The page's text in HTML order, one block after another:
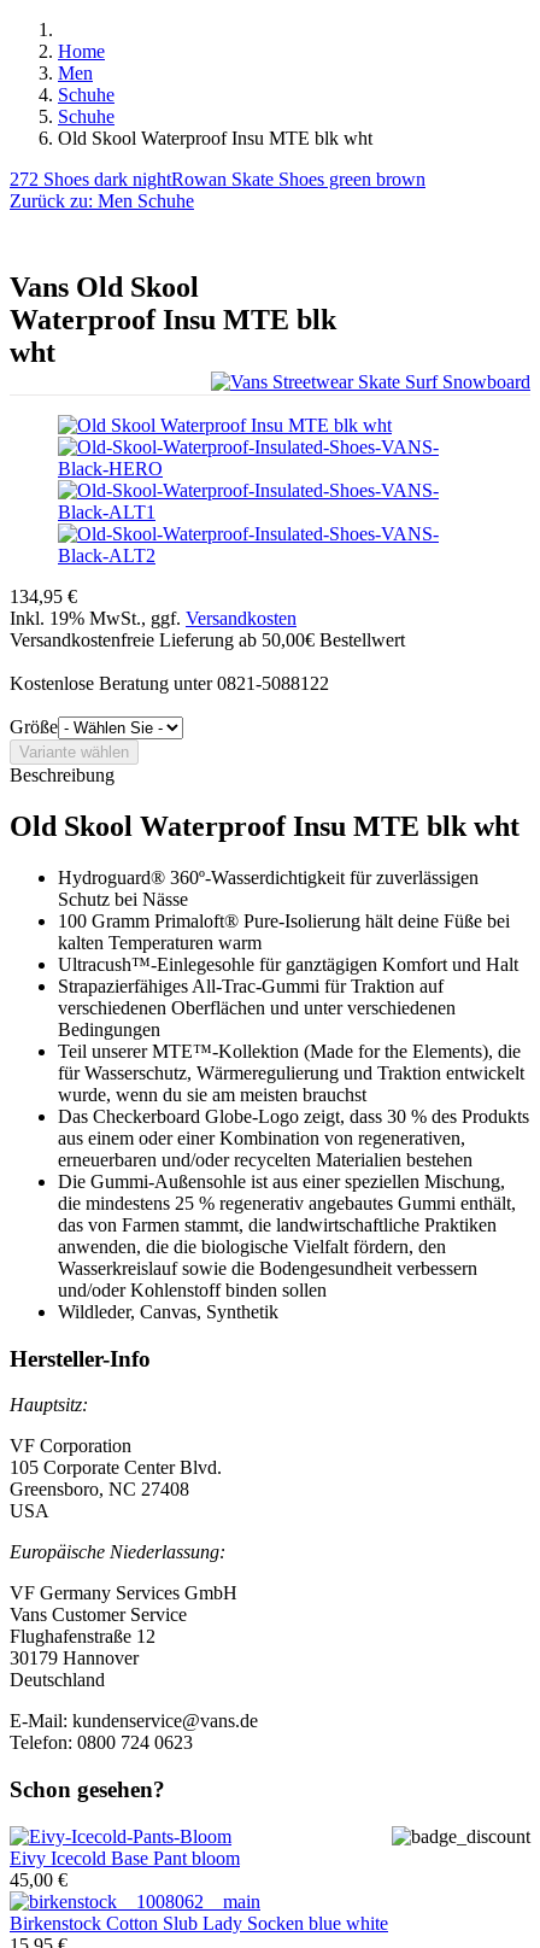
Home
Men
Schuhe
Schuhe
Old Skool Waterproof Insu MTE blk wht
272 Shoes dark nightRowan Skate Shoes green brown
Zurück zu: Men Schuhe
Vans Old Skool
Waterproof Insu MTE blk
wht
134,95 €
Inkl. 19% MwSt., ggf. Versandkosten
Versandkostenfreie Lieferung ab 50,00€ Bestellwert
Kostenlose Beratung unter 0821-5088122
Größe
Beschreibung
Old Skool Waterproof Insu MTE blk wht
Hydroguard® 360º-Wasserdichtigkeit für zuverlässigen
Schutz bei Nässe
100 Gramm Primaloft® Pure-Isolierung hält deine Füße bei
kalten Temperaturen warm
Ultracush™-Einlegesohle für ganztägigen Komfort und Halt
Strapazierfähiges All-Trac-Gummi für Traktion auf
verschiedenen Oberflächen und unter verschiedenen
Bedingungen
Teil unserer MTE™-Kollektion (Made for the Elements), die
für Wasserschutz, Wärmeregulierung und Traktion entwickelt
wurde, wenn du sie am meisten brauchst
Das Checkerboard Globe-Logo zeigt, dass 30 % des Produkts
aus einem oder einer Kombination von regenerativen,
erneuerbaren und/oder recycelten Materialien bestehen
Die Gummi-Außensohle ist aus einer speziellen Mischung,
die mindestens 25 % regenerativ angebautes Gummi enthält,
das von Farmen stammt, die landwirtschaftliche Praktiken
anwenden, die die biologische Vielfalt fördern, den
Wasserkreislauf sowie die Bodengesundheit verbessern
und/oder Kohlenstoff binden sollen
Wildleder, Canvas, Synthetik
Hersteller-Info
Hauptsitz:
VF Corporation
105 Corporate Center Blvd.
Greensboro, NC 27408
USA
Europäische Niederlassung:
VF Germany Services GmbH
Vans Customer Service
Flughafenstraße 12
30179 Hannover
Deutschland
E-Mail: kundenservice@vans.de
Telefon: 0800 724 0623
Schon gesehen?
Eivy Icecold Base Pant bloom
45,00 €
Birkenstock Cotton Slub Lady Socken blue white